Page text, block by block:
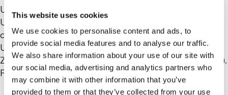
This website uses cookies
We use cookies to personalise content and ads, to
provide social media features and to analyse our traffic.
We also share information about your use of our site with
our social media, advertising and analytics partners who
may combine it with other information that you’ve
provided to them or that they’ve collected from your use
Unternehmensausrichtung (nachhaltige
Unternehmensstrategien) zu verankern. Eine
definierte Kreislaufwirtschaftsstrategie hilft bei der
Umsetzung und wird bestenfalls durch messbare
Zielvorgaben flankiert (Kreislaufwirtschaftsstrategie).
Folgende Schlüsselfaktoren sind hierfür wichtig: